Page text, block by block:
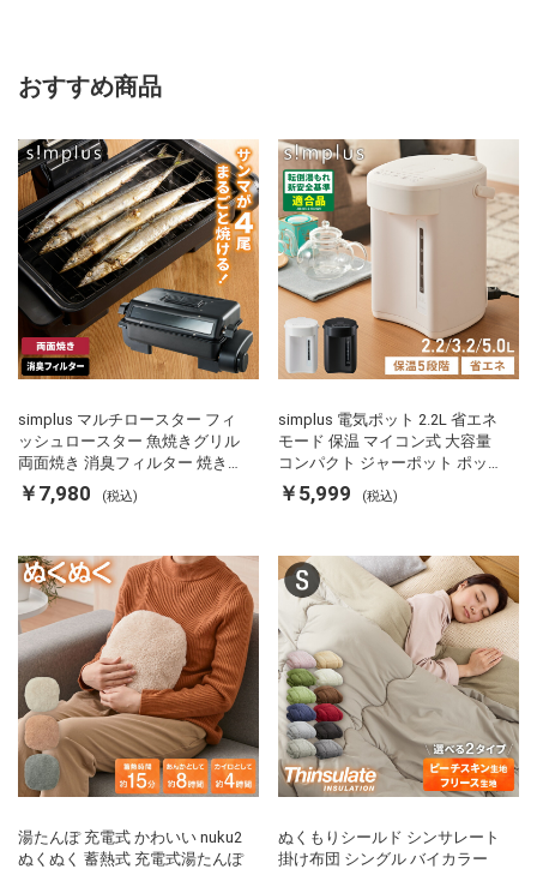
おすすめ商品
simplus マルチロースター フィ
ッシュロースター 魚焼きグリル
両面焼き 消臭フィルター 焼き魚
両面ヒーター タイマー付き SP-
FRS01 マットブラック シンプラ
￥7,980 (税込)
simplus 電気ポット 2.2L 省エネ
モード 保温 マイコン式 大容量
コンパクト ジャーポット ポット
カルキ抜き 空焚き防止 温度調節
軽量 SP-PD22 シンプラス
￥5,999 (税込)
湯たんぽ 充電式 かわいい nuku2
ぬくぬく 蓄熱式 充電式湯たんぽ
ぬくもりシールド シンサレート
掛け布団 シングル バイカラー